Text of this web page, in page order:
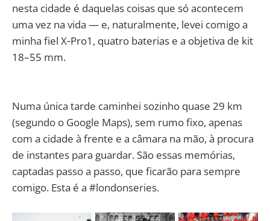
nesta cidade é daquelas coisas que só acontecem
uma vez na vida — e, naturalmente, levei comigo a
minha fiel X‑Pro1, quatro baterias e a objetiva de kit
18–55 mm.
Numa única tarde caminhei sozinho quase 29 km
(segundo o Google Maps), sem rumo fixo, apenas
com a cidade à frente e a câmara na mão, à procura
de instantes para guardar. São essas memórias,
captadas passo a passo, que ficarão para sempre
comigo. Esta é a #londonseries.